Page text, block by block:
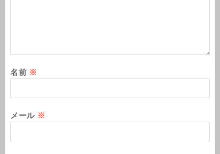
名前 ※
メール ※